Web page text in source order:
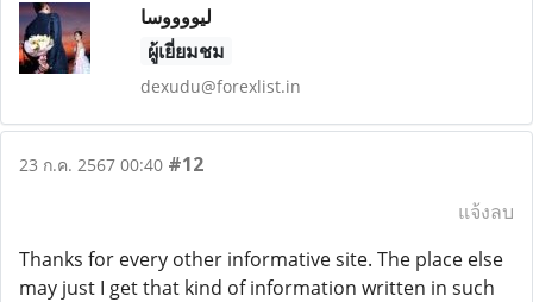
لیووووسا
ผู้เยี่ยมชม
dexudu@forexlist.in
23 ก.ค. 2567 00:40 #12
แจ้งลบ
Thanks for every other informative site. The place else
may just I get that kind of information written in such